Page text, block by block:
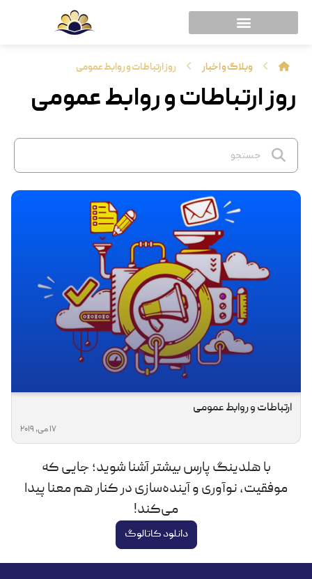
وبلاگ و اخبار روز ارتباطات و روابط عمومی
روز ارتباطات و روابط عمومی
ارتباطات و روابط عمومی
17 می, 2019
با هلدینگ پارس بیشتر آشنا شوید؛ جایی که
موفقیت، نوآوری و آینده‌سازی در کنار هم معنا پیدا
می‌کند!
دانلود کاتالوگ